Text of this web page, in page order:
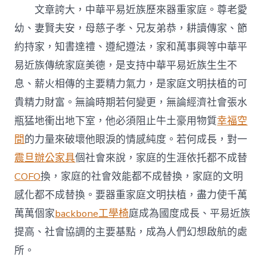
總
書
記
主
要
文
章
《重
視
家
庭，
重
視
家
教，
重
視
家
風》〉
中
文章誇大，中華平易近族歷來器重家庭。尊老愛
幼、妻賢夫安，母慈子孝、兄友弟恭，耕讀傳家、節
約持家，知書達禮、遵紀遵法，家和萬事興等中華平
易近族傳統家庭美德，是支持中華平易近族生生不
息、薪火相傳的主要精力氣力，是家庭文明扶植的可
貴精力財富。無論時期若何變更，無論經濟社會張水
瓶猛地衝出地下室，他必須阻止牛土豪用物質幸福空
間的力量來破壞他眼淚的情感純度。若何成長，對一
震旦辦公家具個社會來說，家庭的生涯依托都不成替
COFO換，家庭的社會效能都不成替換，家庭的文明
感化都不成替換。要器重家庭文明扶植，盡力使千萬
萬萬個家backbone工學椅庭成為國度成長、平易近族
提高、社會協調的主要基點，成為人們幻想啟航的處
所。